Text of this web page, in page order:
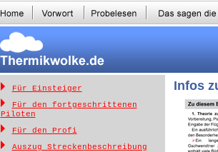
Für Einsteiger
Für den fortgeschrittenen
Piloten
Für den Profi
Auszug Streckenbeschreibung
Infos